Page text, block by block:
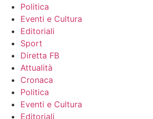
Politica
Eventi e Cultura
Editoriali
Sport
Diretta FB
Attualità
Cronaca
Politica
Eventi e Cultura
Editoriali